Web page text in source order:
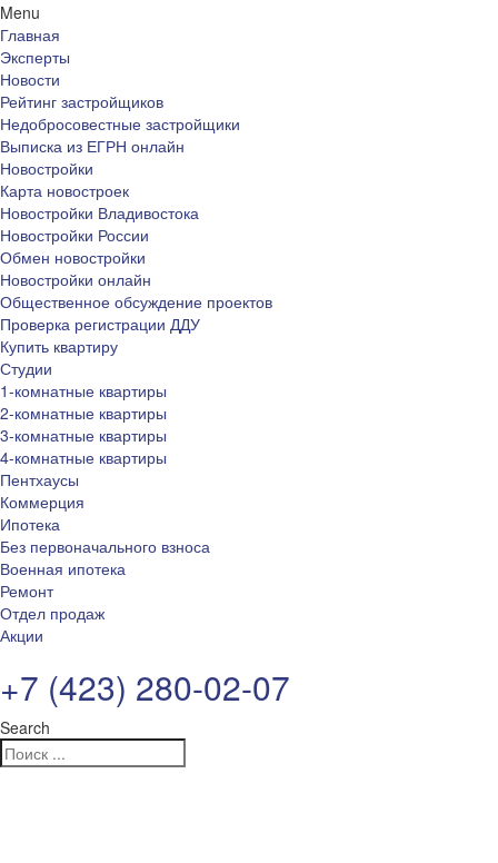
Menu
Главная
Эксперты
Новости
Рейтинг застройщиков
Недобросовестные застройщики
Выписка из ЕГРН онлайн
Новостройки
Карта новостроек
Новостройки Владивостока
Новостройки России
Обмен новостройки
Новостройки онлайн
Общественное обсуждение проектов
Проверка регистрации ДДУ
Купить квартиру
Студии
1-комнатные квартиры
2-комнатные квартиры
3-комнатные квартиры
4-комнатные квартиры
Пентхаусы
Коммерция
Ипотека
Без первоначального взноса
Военная ипотека
Ремонт
Отдел продаж
Акции
+7 (423) 280-02-07
Search